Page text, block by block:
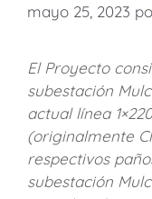
mayo 25, 2023
El Proyecto
subestación
actual línea
(originalmente
respectivos
subestación